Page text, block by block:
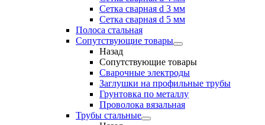
Сетка сварная d 3 мм
Сетка сварная d 5 мм
Полоса стальная
Сопутствующие товары
Назад
Сопутствующие товары
Сварочные электроды
Заглушки на профильные трубы
Грунтовка по металлу
Проволока вязальная
Трубы стальные